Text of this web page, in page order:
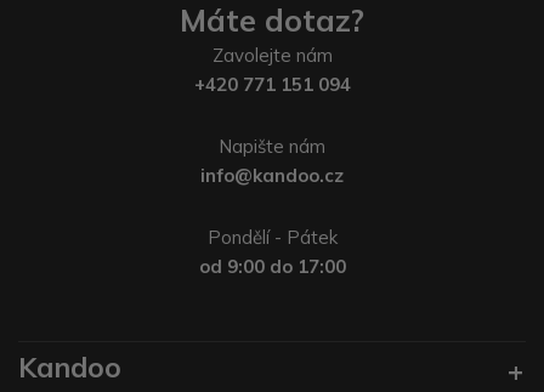
Máte dotaz?
Zavolejte nám
+420 771 151 094
Napište nám
info@kandoo.cz
Pondělí - Pátek
od 9:00 do 17:00
Kandoo